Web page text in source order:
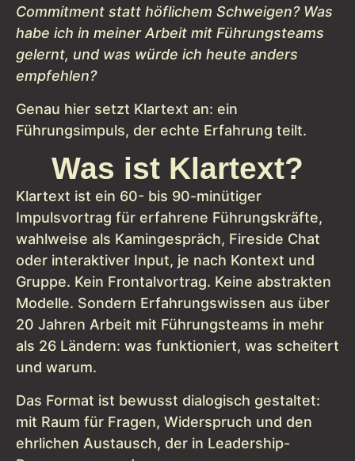
Commitment statt höflichem Schweigen? Was
habe ich in meiner Arbeit mit Führungsteams
gelernt, und was würde ich heute anders
empfehlen?
Genau hier setzt Klartext an: ein
Führungsimpuls, der echte Erfahrung teilt.
Was ist Klartext?
Klartext ist ein 60- bis 90-minütiger
Impulsvortrag für erfahrene Führungskräfte,
wahlweise als Kamingespräch, Fireside Chat
oder interaktiver Input, je nach Kontext und
Gruppe. Kein Frontalvortrag. Keine abstrakten
Modelle. Sondern Erfahrungswissen aus über
20 Jahren Arbeit mit Führungsteams in mehr
als 26 Ländern: was funktioniert, was scheitert
und warum.
Das Format ist bewusst dialogisch gestaltet:
mit Raum für Fragen, Widerspruch und den
ehrlichen Austausch, der in Leadership-